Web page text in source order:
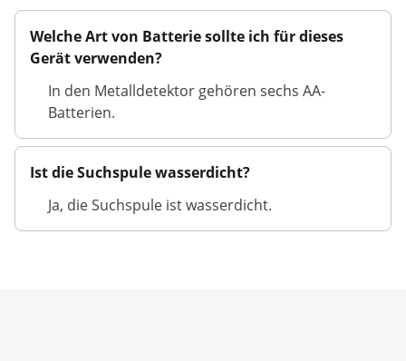
Welche Art von Batterie sollte ich für dieses
Gerät verwenden?
In den Metalldetektor gehören sechs AA-
Batterien.
Ist die Suchspule wasserdicht?
Ja, die Suchspule ist wasserdicht.